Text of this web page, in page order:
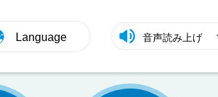
Language 音声読み上げ